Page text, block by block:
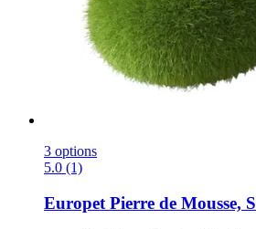
3 options
5.0 (1)
Europet Pierre de Mousse, S